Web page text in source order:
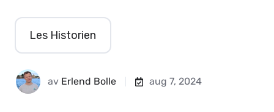
Les Historien
av Erlend Bolle aug 7, 2024